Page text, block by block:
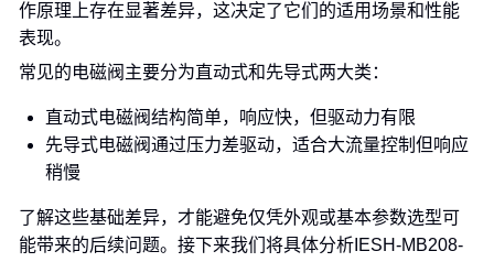
作原理上存在显著差异，这决定了它们的适用场景和性能
表现。
常见的电磁阀主要分为直动式和先导式两大类：
直动式电磁阀结构简单，响应快，但驱动力有限
先导式电磁阀通过压力差驱动，适合大流量控制但响应
稍慢
了解这些基础差异，才能避免仅凭外观或基本参数选型可
能带来的后续问题。接下来我们将具体分析IESH-MB208-